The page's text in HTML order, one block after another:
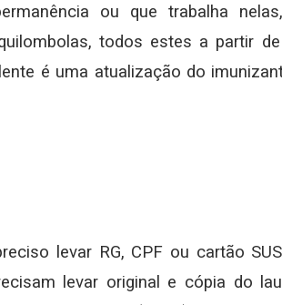
ou que trabalha
todos estes a partir
é uma atualização do
levar RG, CPF ou cartão
levar original e cópia do